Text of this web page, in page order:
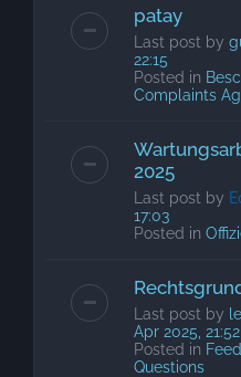
patay
Last post by
22:15
Posted in
Complaints
2025
Last post by
17:03
Posted in
Last post by
Apr 2025, 21:52
Posted in
Questions